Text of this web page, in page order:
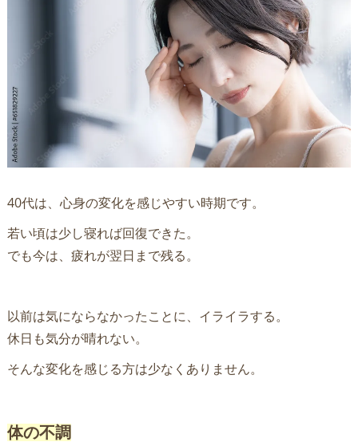
40代は、心身の変化を感じやすい時期です。
若い頃は少し寝れば回復できた。
でも今は、疲れが翌日まで残る。
以前は気にならなかったことに、イライラする。
休日も気分が晴れない。
そんな変化を感じる方は少なくありません。
体の不調